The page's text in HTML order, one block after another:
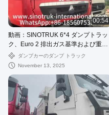
00:54
動画：SINOTRUK 6*4 ダンプトラッ
ク、Euro 2 排出ガス基準および重量
物輸送の紹介
ダンプカーのダンプ トラック
November 13, 2025